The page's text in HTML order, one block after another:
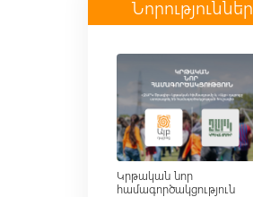
Նորություններ
Կրթական նոր
համագործակցություն